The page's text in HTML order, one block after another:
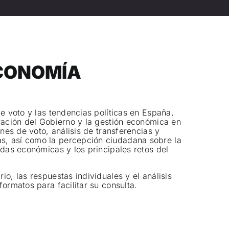
voto y las tendencias políticas en España,
del Gobierno y la gestión económica en
de voto, análisis de transferencias y
así como la percepción ciudadana sobre la
económicas y los principales retos del
las respuestas individuales y el análisis
para facilitar su consulta.